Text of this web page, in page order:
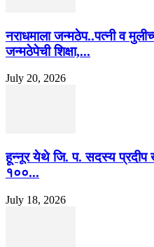
नराधमाला जन्मठेप..पत्नी व
जन्मठेपेची शिक्षा,...
July 20, 2026
हून्नूर येथे जि. प. सदस्य प्रदीप
१००...
July 18, 2026